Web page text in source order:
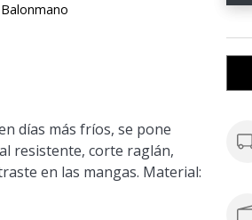
días más fríos, se pone
resistente, corte raglán,
en las mangas. Material: